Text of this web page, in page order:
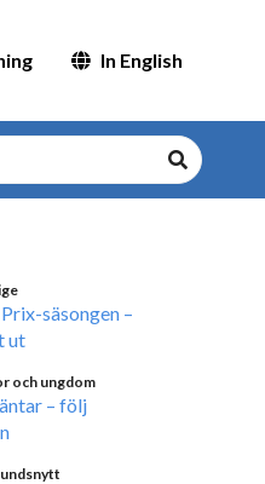
In English
säsongen –
ut
och ungdom
– följ